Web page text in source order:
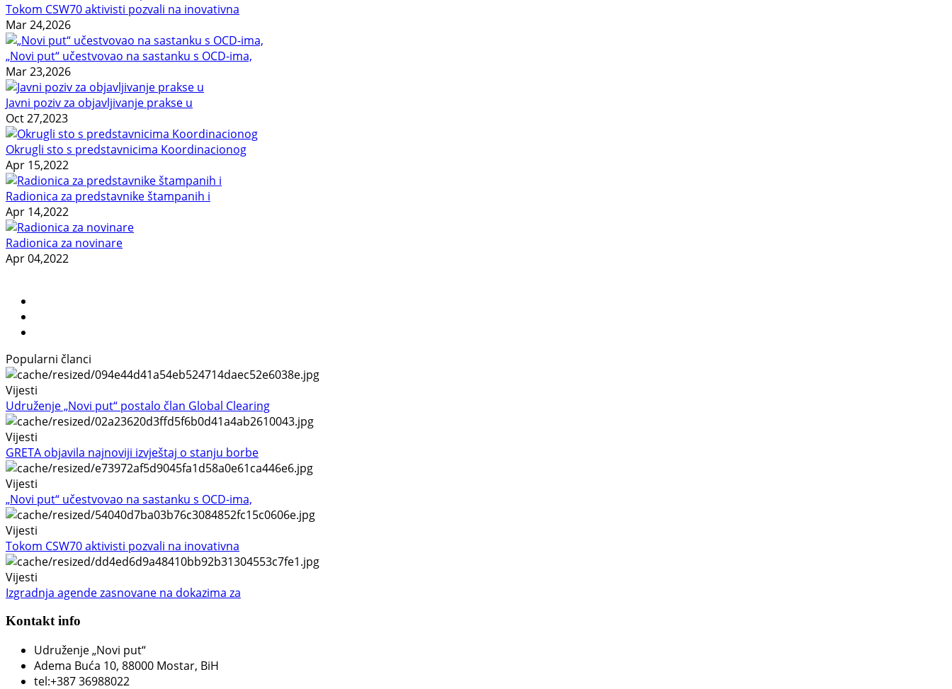
Tokom CSW70 aktivisti pozvali na inovativna
Mar 24,2026
„Novi put“ učestvovao na sastanku s OCD-ima,
Mar 23,2026
Javni poziv za objavljivanje prakse u
Oct 27,2023
Okrugli sto s predstavnicima Koordinacionog
Apr 15,2022
Radionica za predstavnike štampanih i
Apr 14,2022
Radionica za novinare
Apr 04,2022
Popularni članci
Vijesti
Udruženje „Novi put“ postalo član Global Clearing
Vijesti
GRETA objavila najnoviji izvještaj o stanju borbe
Vijesti
„Novi put“ učestvovao na sastanku s OCD-ima,
Vijesti
Tokom CSW70 aktivisti pozvali na inovativna
Vijesti
Izgradnja agende zasnovane na dokazima za
Kontakt info
Udruženje „Novi put“
Adema Buća 10, 88000 Mostar, BiH
tel:+387 36988022